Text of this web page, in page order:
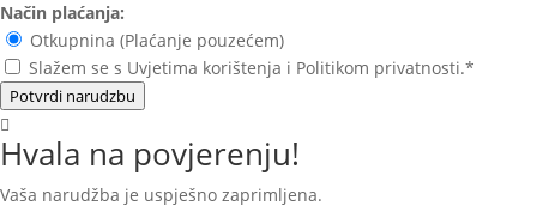
Način plaćanja:
Otkupnina (Plaćanje pouzećem)
Slažem se s Uvjetima korištenja i Politikom privatnosti.*
Potvrdi narudzbu
Hvala na povjerenju!
Vaša narudžba je uspješno zaprimljena.